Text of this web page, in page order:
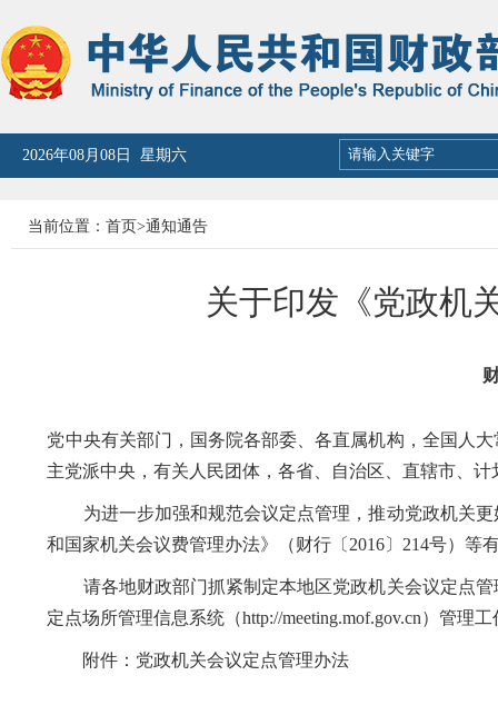
2026年08月08日 星期六
当前位置： 首页>通知通告
关于印发《党政机
党中央有关部门，国务院各部委、各直属机构，全国人
主党派中央，有关人民团体，各省、自治区、直辖市、
为进一步加强和规范会议定点管理，推动党政机关更
和国家机关会议费管理办法》（财行〔2016〕214号）
请各地财政部门抓紧制定本地区党政机关会议定点管
定点场所管理信息系统（http://meeting.mof.gov.cn）管理
附件：党政机关会议定点管理办法